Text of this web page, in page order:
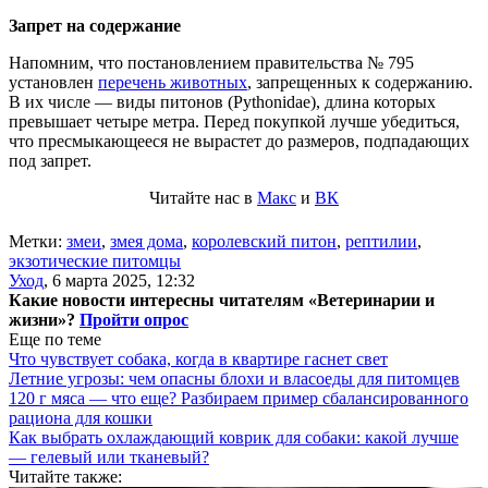
Запрет на содержание
Напомним, что постановлением правительства № 795
установлен перечень животных, запрещенных к содержанию.
В их числе — виды питонов (Pythonidae), длина которых
превышает четыре метра. Перед покупкой лучше убедиться,
что пресмыкающееся не вырастет до размеров, подпадающих
под запрет.
Читайте нас в Макс и ВК
Метки: змеи, змея дома, королевский питон, рептилии,
экзотические питомцы
Уход, 6 марта 2025, 12:32
Какие новости интересны читателям «Ветеринарии и
жизни»? Пройти опрос
Еще по теме
Что чувствует собака, когда в квартире гаснет свет
Летние угрозы: чем опасны блохи и власоеды для питомцев
120 г мяса — что еще? Разбираем пример сбалансированного
рациона для кошки
Как выбрать охлаждающий коврик для собаки: какой лучше
— гелевый или тканевый?
Читайте также: